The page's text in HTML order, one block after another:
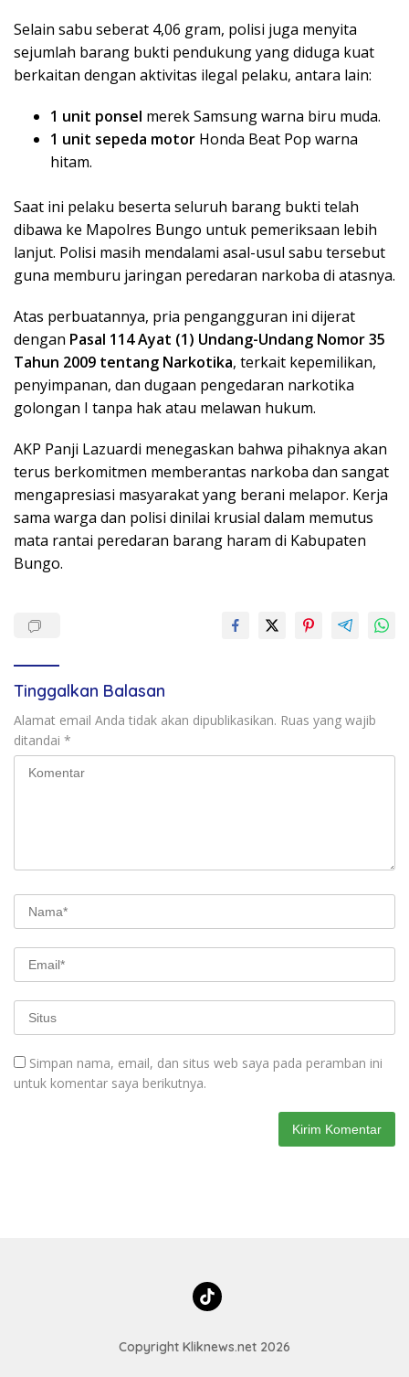
​Selain sabu seberat 4,06 gram, polisi juga menyita
sejumlah barang bukti pendukung yang diduga kuat
berkaitan dengan aktivitas ilegal pelaku, antara lain:
1 unit ponsel merek Samsung warna biru muda.
1 unit sepeda motor Honda Beat Pop warna
hitam.
​Saat ini pelaku beserta seluruh barang bukti telah
dibawa ke Mapolres Bungo untuk pemeriksaan lebih
lanjut. Polisi masih mendalami asal-usul sabu tersebut
guna memburu jaringan peredaran narkoba di atasnya.
​Atas perbuatannya, pria pengangguran ini dijerat
dengan Pasal 114 Ayat (1) Undang-Undang Nomor 35
Tahun 2009 tentang Narkotika, terkait kepemilikan,
penyimpanan, dan dugaan pengedaran narkotika
golongan I tanpa hak atau melawan hukum.
​AKP Panji Lazuardi menegaskan bahwa pihaknya akan
terus berkomitmen memberantas narkoba dan sangat
mengapresiasi masyarakat yang berani melapor. Kerja
sama warga dan polisi dinilai krusial dalam memutus
mata rantai peredaran barang haram di Kabupaten
Bungo.
Tinggalkan Balasan
Alamat email Anda tidak akan dipublikasikan. Ruas yang wajib
ditandai *
Simpan nama, email, dan situs web saya pada peramban ini
untuk komentar saya berikutnya.
Copyright Kliknews.net 2026